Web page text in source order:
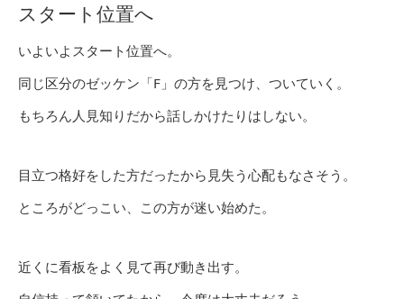
スタート位置へ
いよいよスタート位置へ。
同じ区分のゼッケン「F」の方を見つけ、ついていく。
もちろん人見知りだから話しかけたりはしない。
目立つ格好をした方だったから見失う心配もなさそう。
ところがどっこい、この方が迷い始めた。
近くに看板をよく見て再び動き出す。